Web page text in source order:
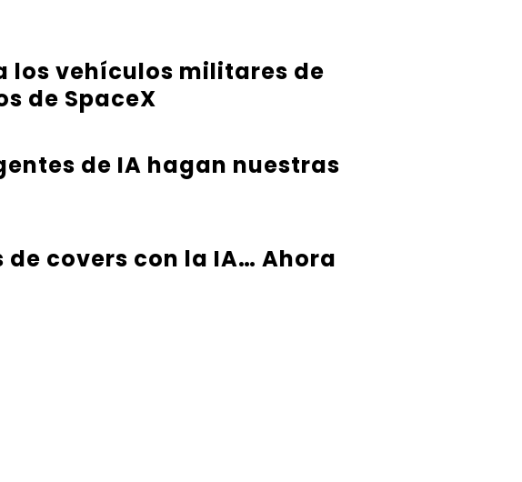
los vehículos militares de
de SpaceX
de IA hagan nuestras
de covers con la IA… Ahora